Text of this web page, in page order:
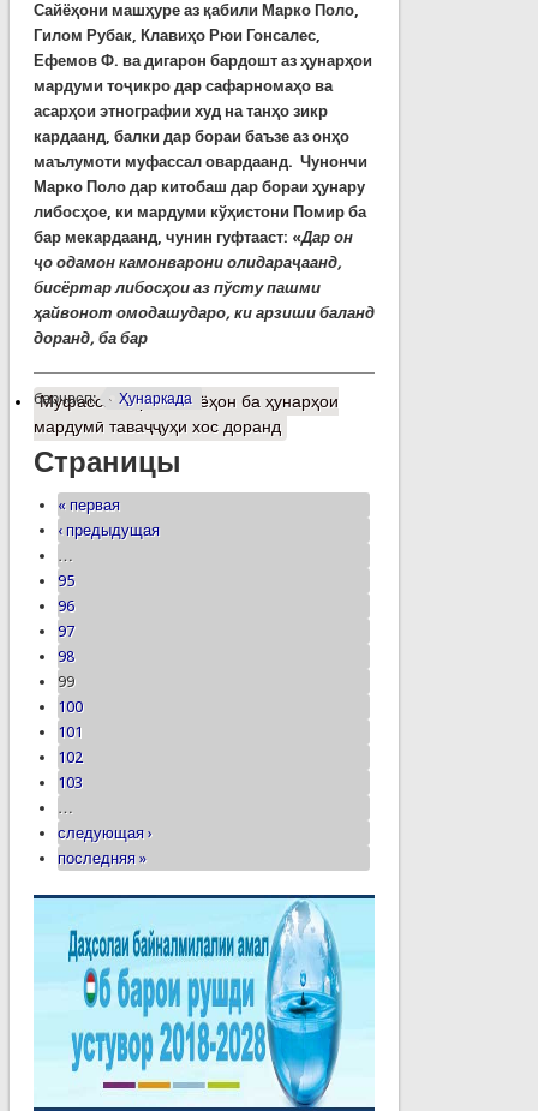
Сайёҳони машҳуре аз қабили Марко Поло,
Гилом Рубак, Клавиҳо Рюи Гонсалес,
Ефемов Ф. ва дигарон бардошт аз ҳунарҳои
мардуми тоҷикро дар сафарномаҳо ва
асарҳои этнографии худ на танҳо зикр
кардаанд, балки дар бораи баъзе аз онҳо
маълумоти муфассал овардаанд. Чунончи
Марко Поло дар китобаш дар бораи ҳунару
либосҳое, ки мардуми кўҳистони Помир ба
бар мекардаанд, чунин гуфтааст: «Дар он
ҷо одамон камонварони олидараҷаанд,
бисёртар либосҳои аз пўсту пашми
ҳайвонот омодашударо, ки арзиши баланд
доранд, ба бар
барчасп: Ҳунаркада
Муфассалтаро Сайёҳон ба ҳунарҳои
мардумӣ таваҷҷуҳи хос доранд
Страницы
« первая
‹ предыдущая
…
95
96
97
98
99
100
101
102
103
…
следующая ›
последняя »